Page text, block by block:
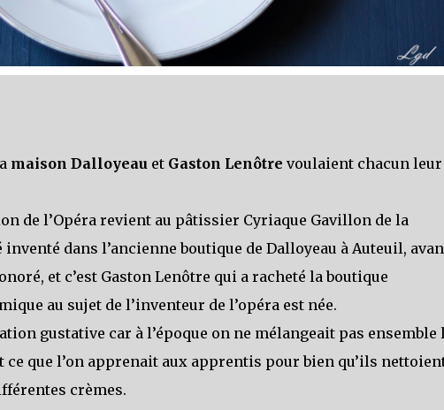
maison Dalloyeau et Gaston Lenôtre voulaient chacun leur
de l’Opéra revient au pâtissier Cyriaque Gavillon de la
inventé dans l’ancienne boutique de Dalloyeau à Auteuil,
et c’est Gaston Lenôtre qui a racheté la boutique
au sujet de l’inventeur de l’opéra est née.
gustative car à l’époque on ne mélangeait pas ensemble
ce que l’on apprenait aux apprentis pour bien qu’ils
crèmes.